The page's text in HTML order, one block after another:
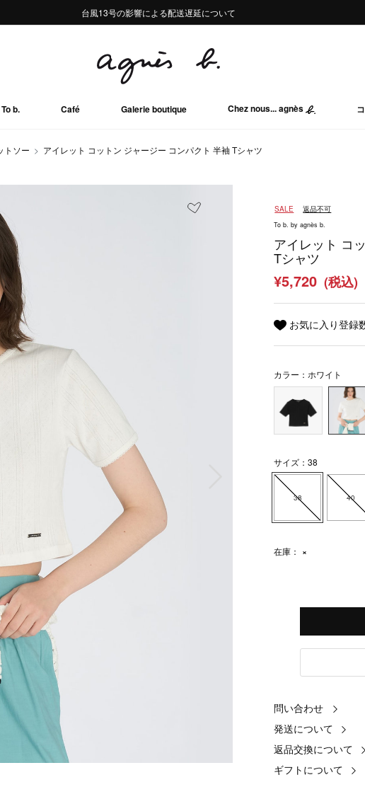
熊本地域地震の影響による配送遅延について
Summer Sale 2buy10%OFF!!
台風13号の影響による配送遅延について
熊本地域地震の影響による配送遅延について
Summer Sale 2buy10%OFF!!
To b. Café Galerie boutique Chez nous... agnès
トソー アイレット コットン ジャージー コンパクト 半袖 Tシャツ
SALE 返品不可
To b. by agnès b.
アイレット コ
Tシャツ
¥5,720 (税込)
お気に入り登録
カラー：ホワイト
サイズ：38
38 40
在庫： ×
問い合わせ
発送について
返品交換について
ギフトについて